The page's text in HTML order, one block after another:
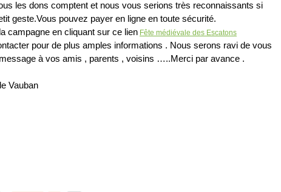
les dons comptent et nous vous serions très reconnaissants si
geste.Vous pouvez payer en ligne en toute sécurité.
campagne en cliquant sur ce lien Fête médiévale des Escatons
pour de plus amples informations . Nous serons ravi de vous
à vos amis , parents , voisins …..Merci par avance .
Vauban